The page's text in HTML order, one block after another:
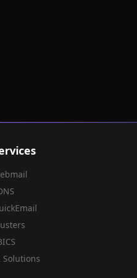
Solutions